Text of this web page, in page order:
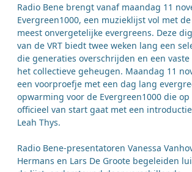
Radio Bene brengt vanaf maandag 11
Evergreen1000, een muzieklijst vol met
meest onvergetelijke evergreens. Deze
van de VRT biedt twee weken lang een
die generaties overschrijden en een
het collectieve geheugen. Maandag 11
een voorproefje met een dag lang
opwarming voor de Evergreen1000 die
officieel van start gaat met een
Leah Thys.
Radio Bene-presentatoren Vanessa
Hermans en Lars De Groote begeleiden